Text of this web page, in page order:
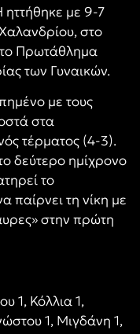
με 9-7
στο
το Πρωτάθλημα
των Γυναικών.
με τους
στα
τέρματος (4-3).
δεύτερο ημίχρονο
το
παίρνει τη νίκη με
στην πρώτη
1, Κόλλια 1,
1, Μιγδάνη 1,